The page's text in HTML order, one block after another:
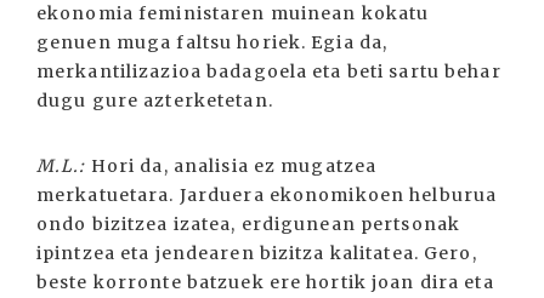
ekonomia feministaren muinean kokatu
genuen muga faltsu horiek. Egia da,
merkantilizazioa badagoela eta beti sartu behar
dugu gure azterketetan.
M.L.: Hori da, analisia ez mugatzea
merkatuetara. Jarduera ekonomikoen helburua
ondo bizitzea izatea, erdigunean pertsonak
ipintzea eta jendearen bizitza kalitatea. Gero,
beste korronte batzuek ere hortik joan dira eta